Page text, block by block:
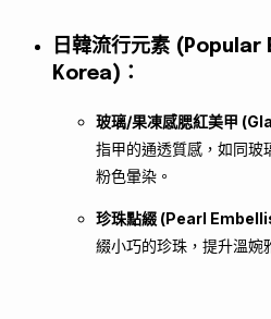
日韓流行元素
Korea) ：
玻璃/果凍感腮紅美甲
指甲的通透質感，如同玻
粉色暈染。
珍珠點綴 (Pearl
綴小巧的珍珠，提升溫婉